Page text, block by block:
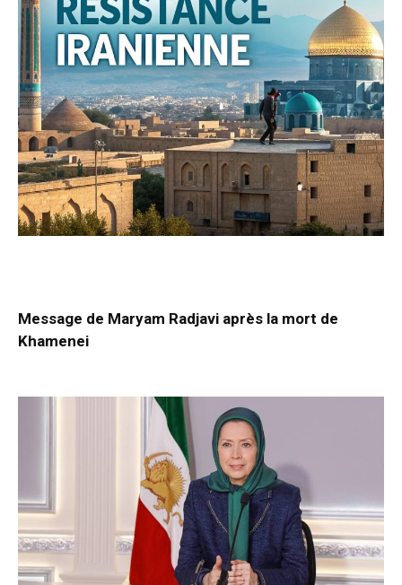
Message de Maryam Radjavi après la mort de
Khamenei